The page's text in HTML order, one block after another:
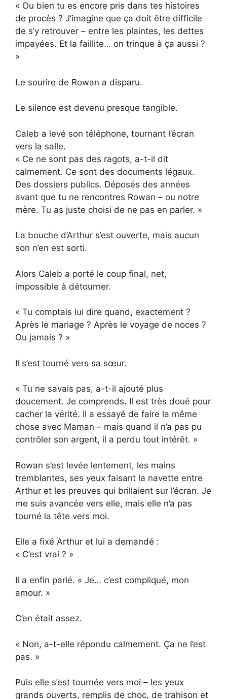
« Ou bien tu es encore pris dans tes histoires
de procès ? J’imagine que ça doit être difficile
de s’y retrouver – entre les plaintes, les dettes
impayées. Et la faillite… on trinque à ça aussi ?
»
Le sourire de Rowan a disparu.
Le silence est devenu presque tangible.
Caleb a levé son téléphone, tournant l’écran
vers la salle.
« Ce ne sont pas des ragots, a-t-il dit
calmement. Ce sont des documents légaux.
Des dossiers publics. Déposés des années
avant que tu ne rencontres Rowan – ou notre
mère. Tu as juste choisi de ne pas en parler. »
La bouche d’Arthur s’est ouverte, mais aucun
son n’en est sorti.
Alors Caleb a porté le coup final, net,
impossible à détourner.
« Tu comptais lui dire quand, exactement ?
Après le mariage ? Après le voyage de noces ?
Ou jamais ? »
Il s’est tourné vers sa sœur.
« Tu ne savais pas, a-t-il ajouté plus
doucement. Je comprends. Il est très doué pour
cacher la vérité. Il a essayé de faire la même
chose avec Maman – mais quand il n’a pas pu
contrôler son argent, il a perdu tout intérêt. »
Rowan s’est levée lentement, les mains
tremblantes, ses yeux faisant la navette entre
Arthur et les preuves qui brillaient sur l’écran. Je
me suis avancée vers elle, mais elle n’a pas
tourné la tête vers moi.
Elle a fixé Arthur et lui a demandé :
« C’est vrai ? »
Il a enfin parlé. « Je… c’est compliqué, mon
amour. »
C’en était assez.
« Non, a-t-elle répondu calmement. Ça ne l’est
pas. »
Puis elle s’est tournée vers moi – les yeux
grands ouverts, remplis de choc, de trahison et